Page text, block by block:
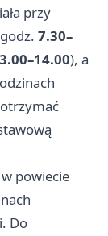
przy
7.30–
), a
powiecie
Do